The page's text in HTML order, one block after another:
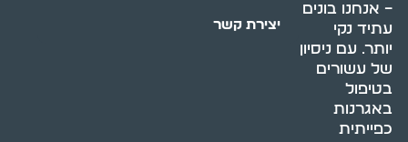
– אנחנו בונים
עתיד נקי
יותר. עם ניסיון
של עשורים
בטיפול
באגרנות
כפייתית
יצירת קשר